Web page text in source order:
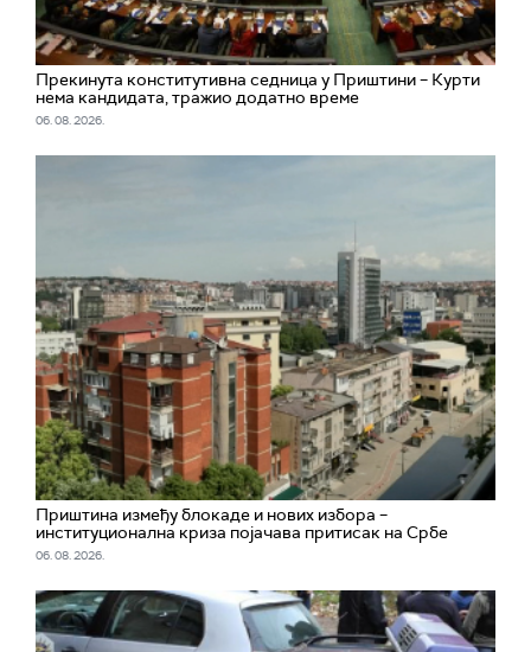
Прекинута конститутивна седница у Приштини – Курти
нема кандидата, тражио додатно време
06. 08. 2026.
Приштина између блокаде и нових избора –
институционална криза појачава притисак на Србе
06. 08. 2026.